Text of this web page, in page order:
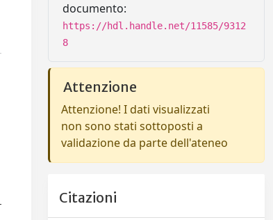
documento:
https://hdl.handle.net/11585/9312
8
Attenzione
Attenzione! I dati visualizzati
non sono stati sottoposti a
validazione da parte dell'ateneo
Citazioni